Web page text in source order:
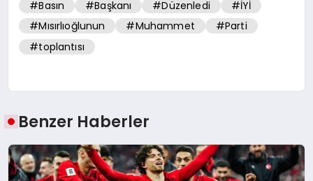
#Basın #Başkanı #Düzenledi
#İYİ
#Mısırlıoğlunun
#Muhammet
#Parti
#toplantısı
Benzer Haberler